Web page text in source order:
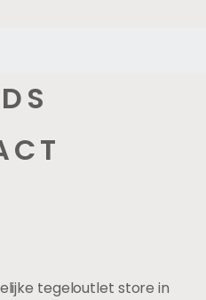
tegeloutlet store in